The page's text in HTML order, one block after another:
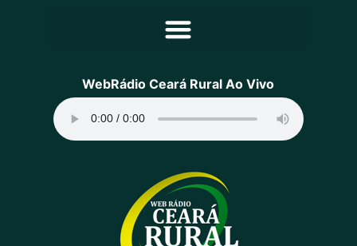
Principal
Programação
Equipe
Contato
Sobre
WebRádio Ceará Rural Ao Vivo